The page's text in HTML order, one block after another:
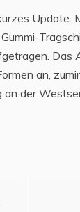
Update:
Das
an,
an der